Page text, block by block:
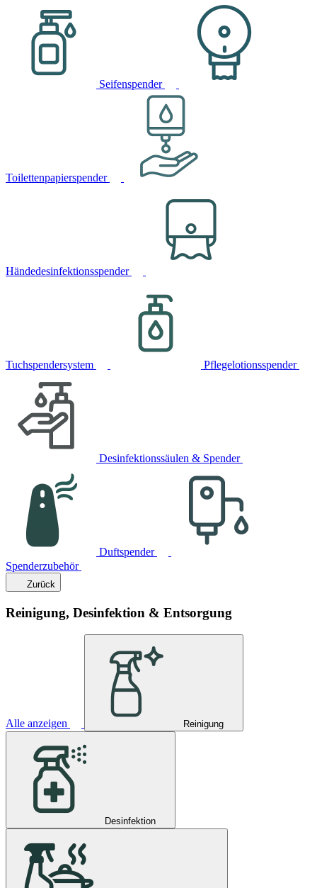
Seifenspender
Toilettenpapierspender
Händedesinfektionsspender
Tuchspendersystem Pflegelotionsspender
Desinfektionssäulen & Spender
Duftspender
Spenderzubehör
Zurück
Reinigung, Desinfektion & Entsorgung
Alle anzeigen Reinigung
Desinfektion